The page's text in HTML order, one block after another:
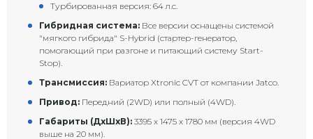
Турбированная версия: 64 л.с.
Гибридная система: Все версии оснащены системой
"мягкого гибрида" S-Hybrid (стартер-генератор,
помогающий при разгоне и питающий систему Start-
Stop).
Трансмиссия: Вариатор Xtronic CVT от компании Jatco.
Привод: Передний (2WD) или полный (4WD).
Габариты (ДхШхВ): 3395 х 1475 х 1780 мм (версия 4WD
выше на 20 мм).